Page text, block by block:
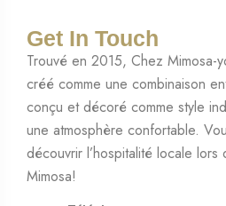
Get In Touch
Trouvé en 2015, Chez Mimosa-
créé comme une combinaison
conçu et décoré comme style
une atmosphère confortable.
découvrir l’hospitalité locale
Mimosa!